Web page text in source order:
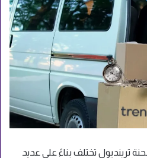
ترينديول تختلف بناءً على عديد